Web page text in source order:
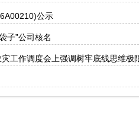
公示
子”公司核名
工作调度会上强调树牢底线思维